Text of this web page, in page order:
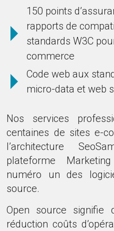
150 points
rapports de
standards W3C
commerce
Code web aux
micro-data et web
Nos services
centaines de sites e-
l’architecture
plateforme
numéro un des
source.
Open source signifie
réduction coûts